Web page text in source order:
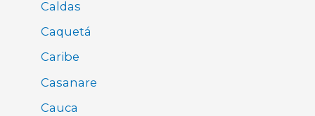
Caldas
Caquetá
Caribe
Casanare
Cauca